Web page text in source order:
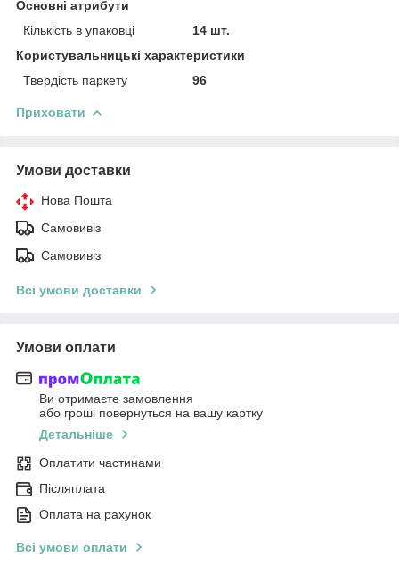
Основні атрибути
Кількість в упаковці
14 шт.
Користувальницькі характеристики
Твердість паркету
96
Приховати
Умови доставки
Нова Пошта
Самовивіз
Самовивіз
Всі умови доставки
Умови оплати
Ви отримаєте замовлення
або гроші повернуться на вашу картку
Детальніше
Оплатити частинами
Післяплата
Оплата на рахунок
Всі умови оплати